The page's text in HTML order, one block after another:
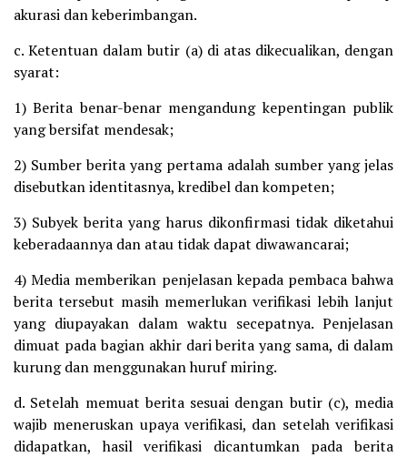
akurasi dan keberimbangan.
c. Ketentuan dalam butir (a) di atas dikecualikan, dengan
syarat:
1) Berita benar-benar mengandung kepentingan publik
yang bersifat mendesak;
2) Sumber berita yang pertama adalah sumber yang jelas
disebutkan identitasnya, kredibel dan kompeten;
3) Subyek berita yang harus dikonfirmasi tidak diketahui
keberadaannya dan atau tidak dapat diwawancarai;
4) Media memberikan penjelasan kepada pembaca bahwa
berita tersebut masih memerlukan verifikasi lebih lanjut
yang diupayakan dalam waktu secepatnya. Penjelasan
dimuat pada bagian akhir dari berita yang sama, di dalam
kurung dan menggunakan huruf miring.
d. Setelah memuat berita sesuai dengan butir (c), media
wajib meneruskan upaya verifikasi, dan setelah verifikasi
didapatkan, hasil verifikasi dicantumkan pada berita